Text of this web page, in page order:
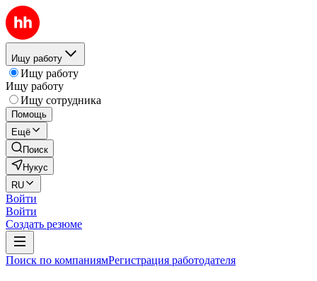
Ищу работу
Ищу работу
Ищу работу
Ищу сотрудника
Помощь
Ещё
Поиск
Нукус
RU
Войти
Войти
Создать резюме
Поиск по компаниямРегистрация работодателя